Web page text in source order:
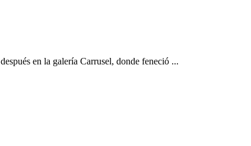
en la galería Carrusel, donde feneció ...